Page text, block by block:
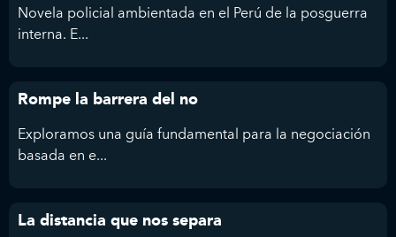
Novela policial ambientada en el Perú de la posguerra
interna. E...
Rompe la barrera del no
Exploramos una guía fundamental para la negociación
basada en e...
La distancia que nos separa